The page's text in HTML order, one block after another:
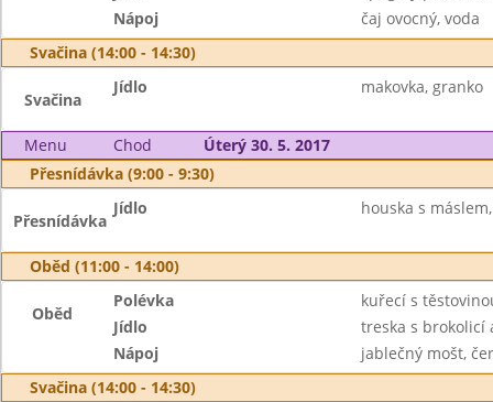
Nápoj
čaj ovocný, voda
Svačina (14:00 - 14:30)
Svačina
Jídlo makovka, granko
Menu Chod
Úterý 30. 5. 2017
Přesnídávka (9:00 - 9:30)
Přesnídávka
Jídlo houska s
Oběd (11:00 - 14:00)
Oběd
Polévka
kuřecí s
Jídlo
treska s brokolicí
Nápoj
jablečný mošt,
Svačina (14:00 - 14:30)